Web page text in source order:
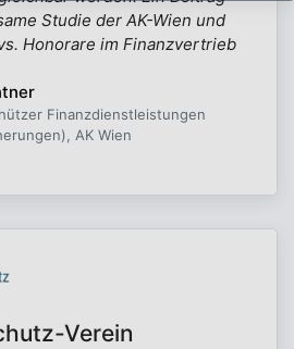
Studie der AK-Wien und
Honorare im Finanzvertrieb
Finanzdienstleistungen
AK Wien
Verein